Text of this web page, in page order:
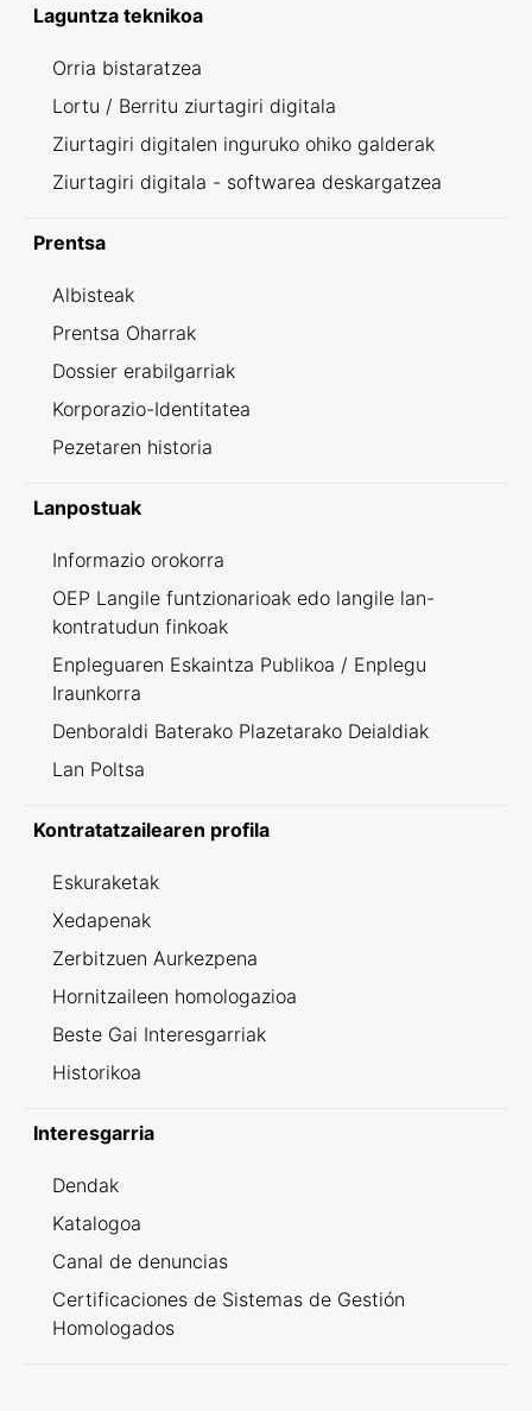
Laguntza teknikoa
Orria bistaratzea
Lortu / Berritu ziurtagiri digitala
Ziurtagiri digitalen inguruko ohiko galderak
Ziurtagiri digitala - softwarea deskargatzea
Prentsa
Albisteak
Prentsa Oharrak
Dossier erabilgarriak
Korporazio-Identitatea
Pezetaren historia
Lanpostuak
Informazio orokorra
OEP Langile funtzionarioak edo langile lan-
kontratudun finkoak
Enpleguaren Eskaintza Publikoa / Enplegu
Iraunkorra
Denboraldi Baterako Plazetarako Deialdiak
Lan Poltsa
Kontratatzailearen profila
Eskuraketak
Xedapenak
Zerbitzuen Aurkezpena
Hornitzaileen homologazioa
Beste Gai Interesgarriak
Historikoa
Interesgarria
Dendak
Katalogoa
Canal de denuncias
Certificaciones de Sistemas de Gestión
Homologados